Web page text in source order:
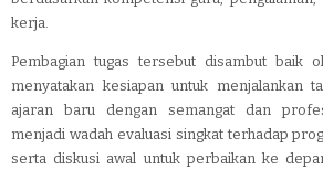
kerja.
Pembagian tugas tersebut disambut baik
menyatakan kesiapan untuk menjalankan
ajaran baru dengan semangat dan
menjadi wadah evaluasi singkat terhadap
serta diskusi awal untuk perbaikan ke